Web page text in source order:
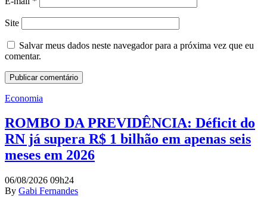
Site
Salvar meus dados neste navegador para a próxima vez que eu
comentar.
Economia
ROMBO DA PREVIDÊNCIA: Déficit do
RN já supera R$ 1 bilhão em apenas seis
meses em 2026
06/08/2026 09h24
By Gabi Fernandes